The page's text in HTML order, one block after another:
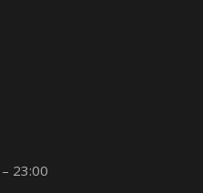
23:00